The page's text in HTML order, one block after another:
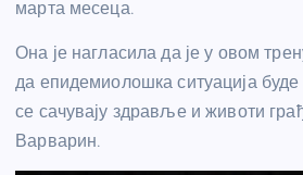
марта месеца.
Она је нагласила да је у овом
да епидемиолошка ситуација
се сачувају здравље и животи
Варварин.